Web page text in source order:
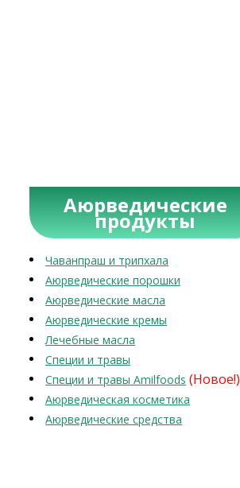
Аюрведические
продукты
Чаванпраш и трипхала
Аюрведические порошки
Аюрведические масла
Аюрведические кремы
Лечебные масла
Специи и травы
Специи и травы Amilfoods (Новое!)
Аюрведическая косметика
Аюрведические средства